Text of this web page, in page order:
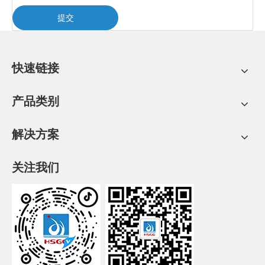
提交
快速链接
产品类别
解决方案
关注我们